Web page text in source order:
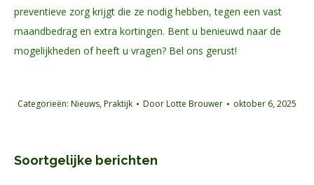
preventieve zorg krijgt die ze nodig hebben, tegen een vast
maandbedrag en extra kortingen. Bent u benieuwd naar de
mogelijkheden of heeft u vragen? Bel ons gerust!
Categorieën: Nieuws,Praktijk DoorLotte Brouwer oktober 6, 2025
Soortgelijke berichten